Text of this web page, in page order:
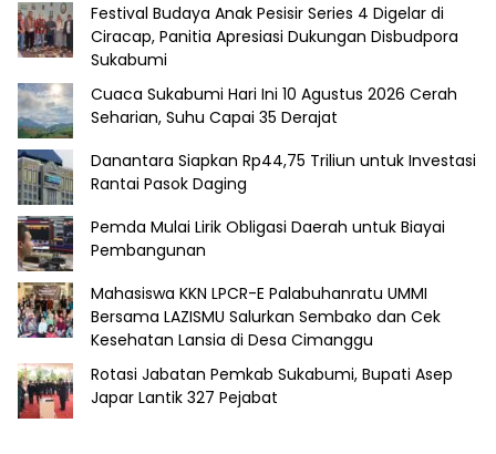
Festival Budaya Anak Pesisir Series 4 Digelar di
Ciracap, Panitia Apresiasi Dukungan Disbudpora
Sukabumi
Cuaca Sukabumi Hari Ini 10 Agustus 2026 Cerah
Seharian, Suhu Capai 35 Derajat
Danantara Siapkan Rp44,75 Triliun untuk Investasi
Rantai Pasok Daging
Pemda Mulai Lirik Obligasi Daerah untuk Biayai
Pembangunan
Mahasiswa KKN LPCR-E Palabuhanratu UMMI
Bersama LAZISMU Salurkan Sembako dan Cek
Kesehatan Lansia di Desa Cimanggu
Rotasi Jabatan Pemkab Sukabumi, Bupati Asep
Japar Lantik 327 Pejabat